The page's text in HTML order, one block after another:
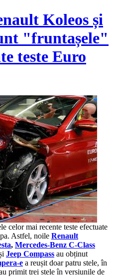
Koleos și
"fruntașele"
teste Euro
celor mai recente teste efectuate
Astfel, noile Renault
, Mercedes-Benz C-Class
Jeep Compass au obținut
e a reușit doar patru stele, în
primit trei stele în versiunile de